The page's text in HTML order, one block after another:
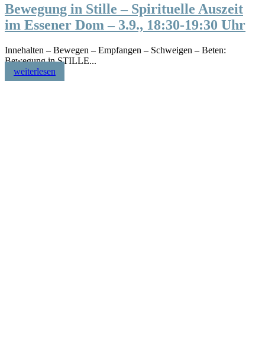
Bewegung in Stille – Spirituelle Auszeit
im Essener Dom – 3.9., 18:30-19:30 Uhr
Innehalten – Bewegen – Empfangen – Schweigen – Beten:
Bewegung in STILLE...
weiterlesen